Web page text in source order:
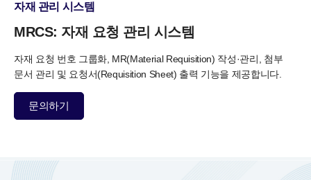
자재 관리 시스템
MRCS: 자재 요청 관리 시스템
자재 요청 번호 그룹화, MR(Material Requisition) 작성·관리, 첨부
문서 관리 및 요청서(Requisition Sheet) 출력 기능을 제공합니다.
문의하기